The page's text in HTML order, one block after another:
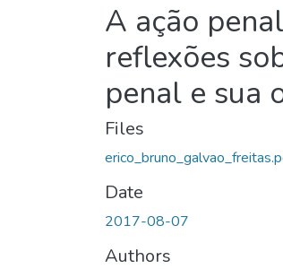
A ação
reflexões
penal e sua
Files
Date
2017-08-07
Authors